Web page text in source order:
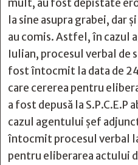
mult, au fost depistate
la sine asupra grabei,
au comis. Astfel, în cazul
Iulian, procesul verbal de
fost întocmit la data de
care cererea pentru
a fost depusă la S.P.C.E.P
cazul agentului șef
întocmit procesul verbal
pentru eliberarea actului